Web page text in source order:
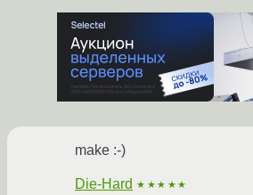
make :-)
Die-Hard ★★★★★